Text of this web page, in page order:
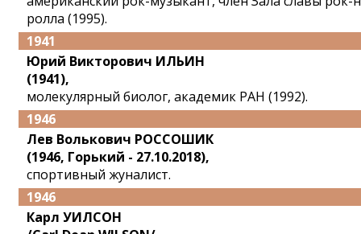
ролла (1995).
1941
Юрий Викторович ИЛЬИН
(1941),
молекулярный биолог, академик РАН (1992).
1946
Лев Волькович РОССОШИК
(1946, Горький - 27.10.2018),
спортивный жуналист.
1946
Карл УИЛСОН